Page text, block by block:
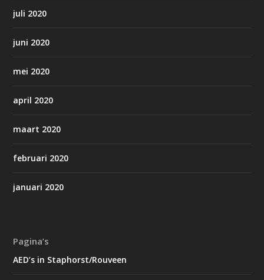
juli 2020
juni 2020
mei 2020
april 2020
maart 2020
februari 2020
januari 2020
Pagina’s
AED’s in Staphorst/Rouveen